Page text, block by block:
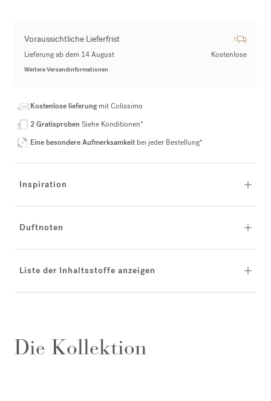
Voraussichtliche Lieferfrist
Lieferung ab dem 14 August Kostenlose
Weitere Versandinformationen
Kostenlose lieferungmit Colissimo
2 Gratisproben Siehe Konditionen*
Eine besondere Aufmerksamkeit bei jeder Bestellung*
Inspiration
Duftnoten
Liste der Inhaltsstoffe anzeigen
Die Kollektion